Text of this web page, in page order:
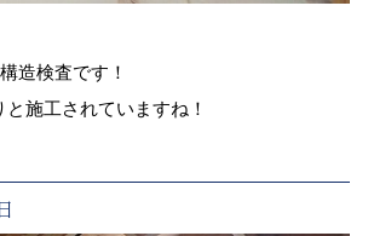
造検査です！
施工されていますね！